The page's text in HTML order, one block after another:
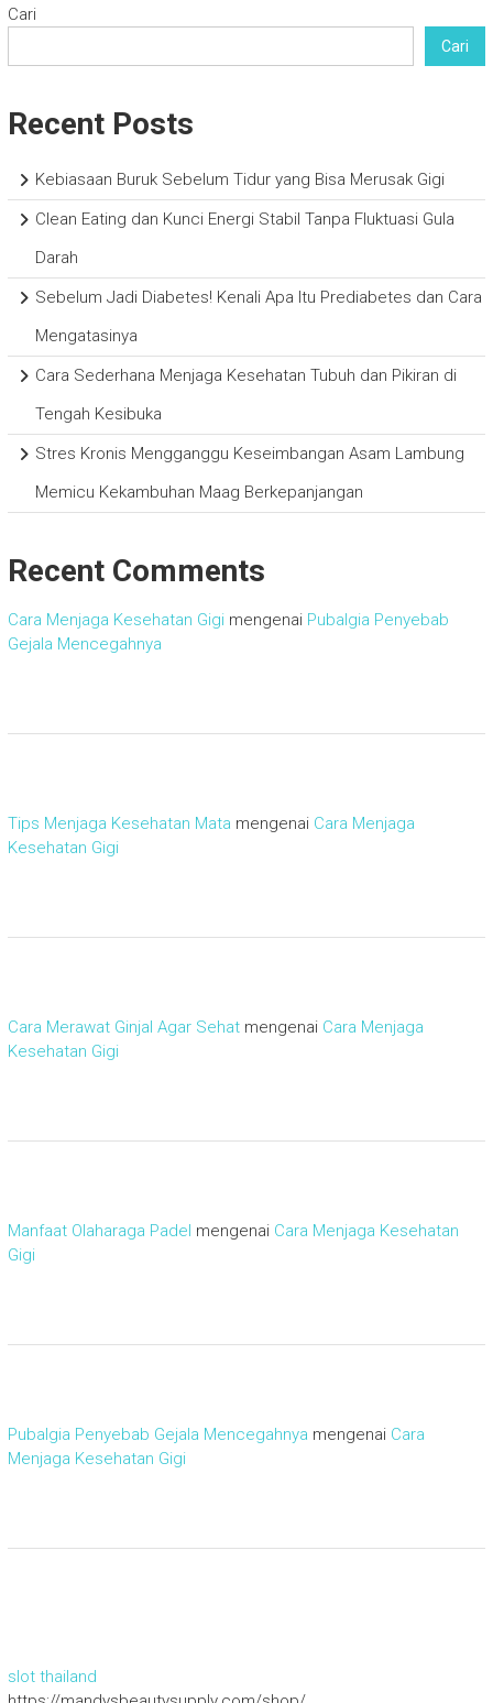
Cari
Cari
Recent Posts
Kebiasaan Buruk Sebelum Tidur yang Bisa Merusak Gigi
Clean Eating dan Kunci Energi Stabil Tanpa Fluktuasi Gula
Darah
Sebelum Jadi Diabetes! Kenali Apa Itu Prediabetes dan Cara
Mengatasinya
Cara Sederhana Menjaga Kesehatan Tubuh dan Pikiran di
Tengah Kesibuka
Stres Kronis Mengganggu Keseimbangan Asam Lambung
Memicu Kekambuhan Maag Berkepanjangan
Recent Comments
Cara Menjaga Kesehatan Gigimengenai Pubalgia Penyebab
Gejala Mencegahnya
Tips Menjaga Kesehatan Mata mengenai Cara Menjaga
Kesehatan Gigi
Cara Merawat Ginjal Agar Sehatmengenai Cara Menjaga
Kesehatan Gigi
Manfaat Olaharaga Padel mengenai Cara Menjaga Kesehatan
Gigi
Pubalgia Penyebab Gejala Mencegahnya mengenai Cara
Menjaga Kesehatan Gigi
slot thailand